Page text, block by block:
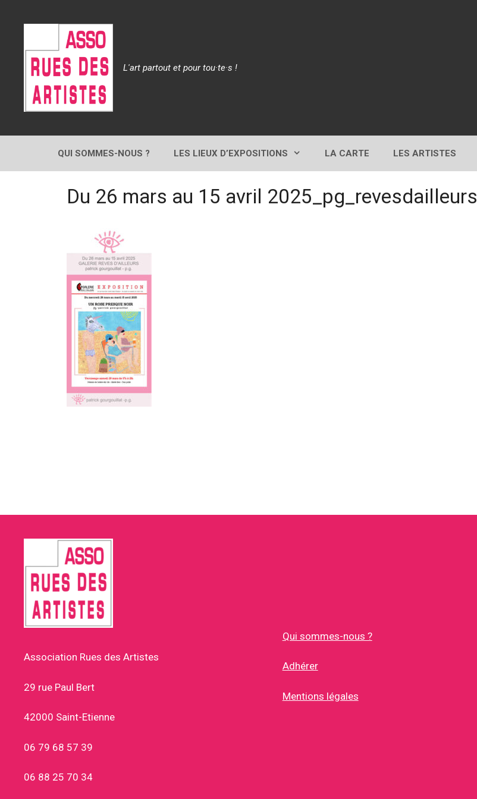
L'art partout et pour tou·te·s !
QUI SOMMES-NOUS ? LES LIEUX D’EXPOSITIONS LA CARTE LES ARTISTES
Du 26 mars au 15 avril 2025_pg_revesdailleurs
Association Rues des Artistes
29 rue Paul Bert
42000 Saint-Etienne
06 79 68 57 39
06 88 25 70 34
Qui sommes-nous ?
Adhérer
Mentions légales